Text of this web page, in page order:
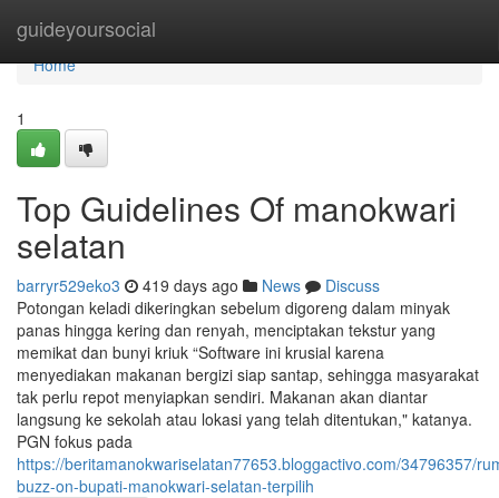
guideyoursocial
Home
Home
1
Top Guidelines Of manokwari
selatan
barryr529eko3 419 days ago News
Discuss
Potongan keladi dikeringkan sebelum digoreng dalam minyak
panas hingga kering dan renyah, menciptakan tekstur yang
memikat dan bunyi kriuk “Software ini krusial karena
menyediakan makanan bergizi siap santap, sehingga masyarakat
tak perlu repot menyiapkan sendiri. Makanan akan diantar
langsung ke sekolah atau lokasi yang telah ditentukan," katanya.
PGN fokus pada
https://beritamanokwariselatan77653.bloggactivo.com/34796357/
buzz-on-bupati-manokwari-selatan-terpilih